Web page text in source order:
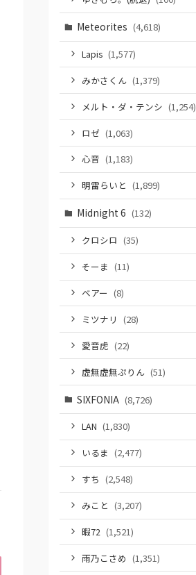
Meteorites (4,618)
Lapis (1,577)
みかさくん (1,379)
メルト・ダ・テンシ (1,254)
ロゼ (1,063)
心音 (1,183)
明雷らいと (1,899)
Midnight 6 (132)
クロシロ (35)
そーま (11)
ベアー (8)
ミツナリ (28)
愛音虎 (22)
虚無虚無ぷりん (51)
SIXFONIA (8,726)
LAN (1,830)
いるま (2,477)
すち (2,548)
みこと (3,207)
暇72 (1,521)
雨乃こさめ (1,351)